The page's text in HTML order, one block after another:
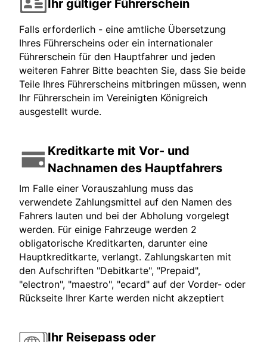
Ihr gültiger Führerschein
Falls erforderlich - eine amtliche Übersetzung
Ihres Führerscheins oder ein internationaler
Führerschein für den Hauptfahrer und jeden
weiteren Fahrer Bitte beachten Sie, dass Sie beide
Teile Ihres Führerscheins mitbringen müssen, wenn
Ihr Führerschein im Vereinigten Königreich
ausgestellt wurde.
Kreditkarte mit Vor- und
Nachnamen des Hauptfahrers
Im Falle einer Vorauszahlung muss das
verwendete Zahlungsmittel auf den Namen des
Fahrers lauten und bei der Abholung vorgelegt
werden. Für einige Fahrzeuge werden 2
obligatorische Kreditkarten, darunter eine
Hauptkreditkarte, verlangt. Zahlungskarten mit
den Aufschriften "Debitkarte", "Prepaid",
"electron", "maestro", "ecard" auf der Vorder- oder
Rückseite Ihrer Karte werden nicht akzeptiert
Ihr Reisepass oder